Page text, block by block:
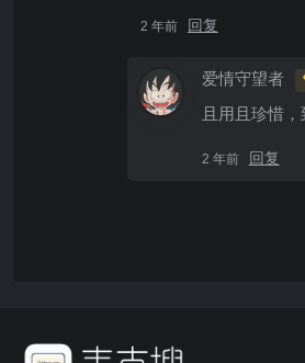
2 年前 回复
爱情守望者
且用且珍惜
2 年前 回复